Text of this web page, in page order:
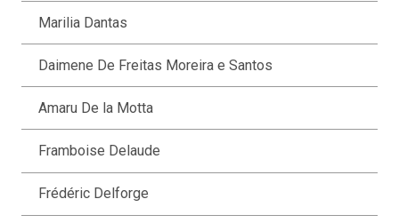
Marilia Dantas
Daimene De Freitas Moreira e Santos
Amaru De la Motta
Framboise Delaude
Frédéric Delforge